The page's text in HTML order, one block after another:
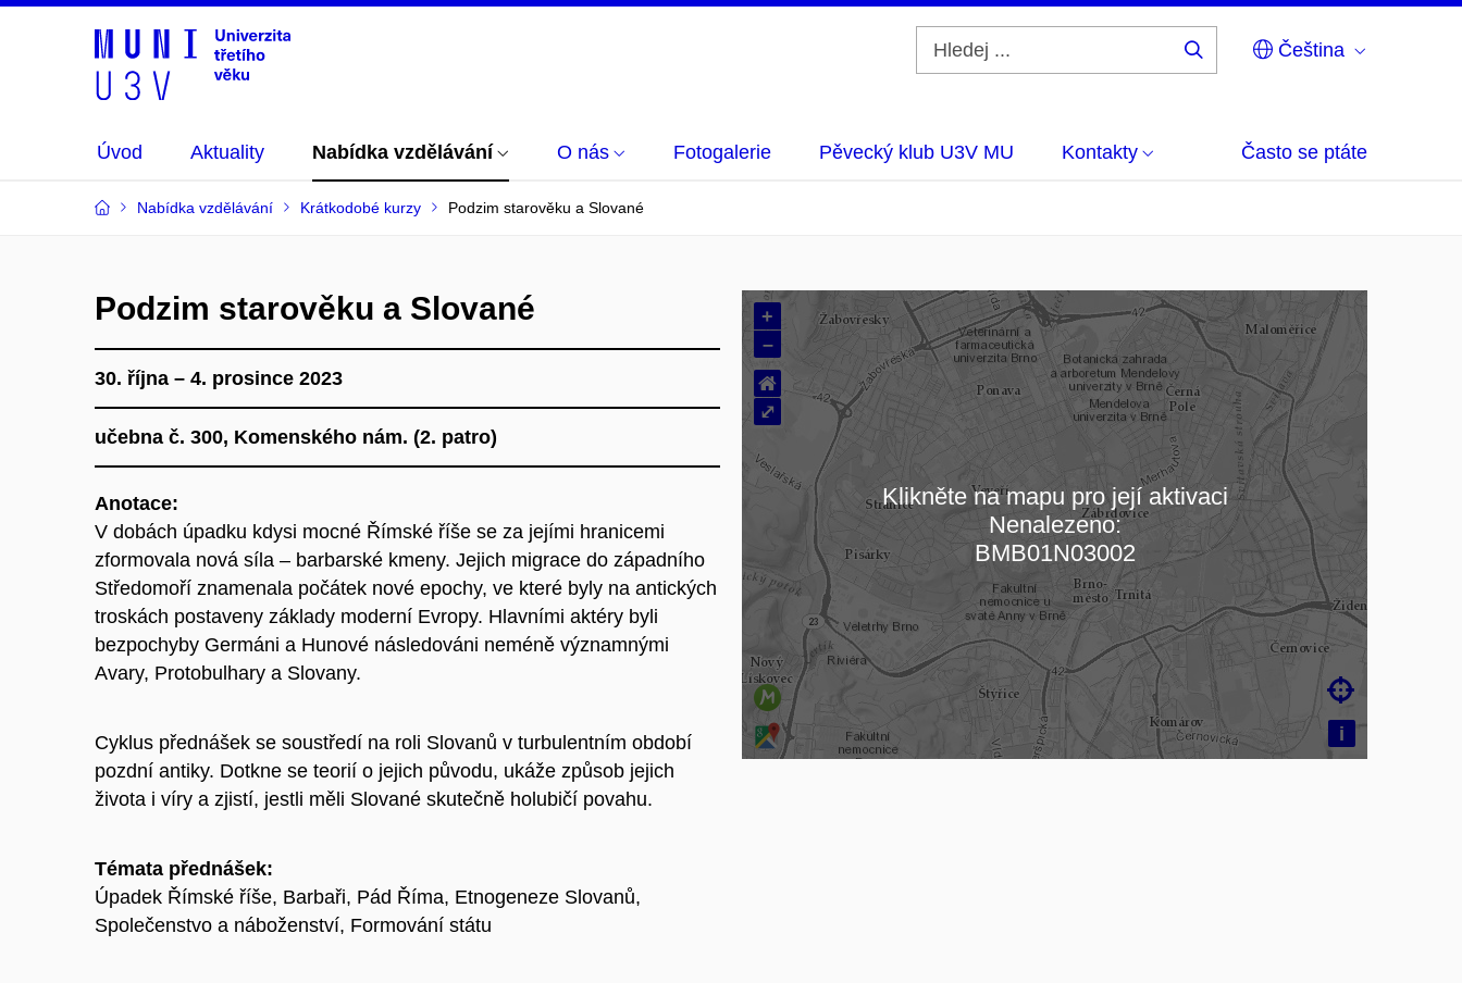
Čeština
Úvod Aktuality Nabídka vzdělávání O nás Fotogalerie Pěvecký klub U3V MU Kontakty Často se ptáte
Nabídka vzdělávání Krátkodobé kurzy Podzim starověku a Slované
Podzim starověku a Slované
30. října – 4. prosince 2023
učebna č. 300, Komenského nám. (2. patro)
Anotace:
V dobách úpadku kdysi mocné Římské říše se za jejími hranicemi
zformovala nová síla – barbarské kmeny. Jejich migrace do západního
Středomoří znamenala počátek nové epochy, ve které byly na antických
troskách postaveny základy moderní Evropy. Hlavními aktéry byli
bezpochyby Germáni a Hunové následováni neméně významnými
Avary, Protobulhary a Slovany.
Cyklus přednášek se soustředí na roli Slovanů v turbulentním období
pozdní antiky. Dotkne se teorií o jejich původu, ukáže způsob jejich
života i víry a zjistí, jestli měli Slované skutečně holubičí povahu.
Témata přednášek:
Úpadek Římské říše, Barbaři, Pád Říma, Etnogeneze Slovanů,
Společenstvo a náboženství, Formování státu
Načítám mapu…
+
–
i

⌂
⤢
Klikněte na mapu pro její aktivaci
Nenalezeno:
BMB01N03002